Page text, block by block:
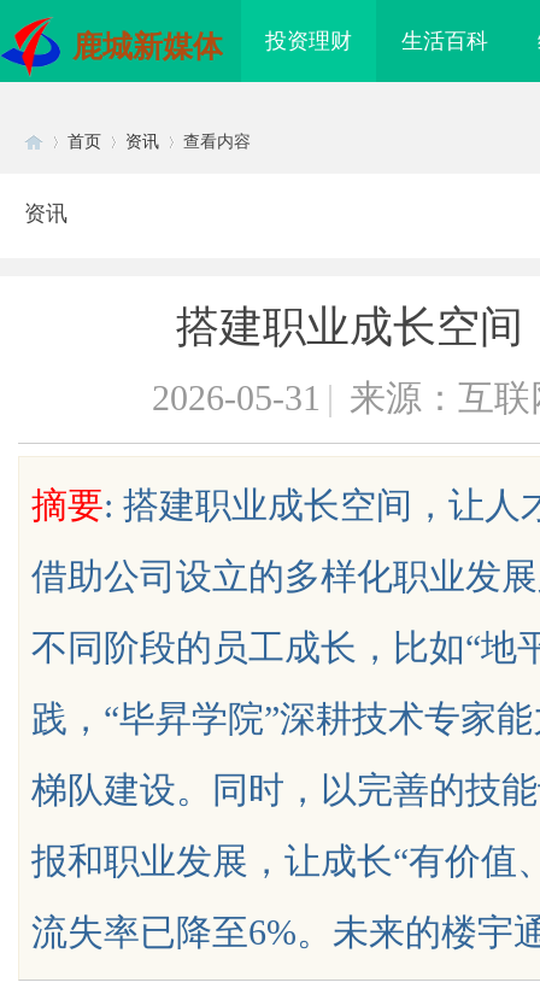
鹿城新媒体 投资理财 生活百科
uz
首页 资讯 查看内容
资讯
搭建职业成长空间
2026-05-31 | 来源：互联
摘要: 搭建职业成长空间，让人
借助公司设立的多样化职业发
不同阶段的员工成长，比如“地
践，“毕昇学院”深耕技术专家
梯队建设。同时，以完善的技
报和职业发展，让成长“有价值
流失率已降至6%。未来的楼宇
与应用现状